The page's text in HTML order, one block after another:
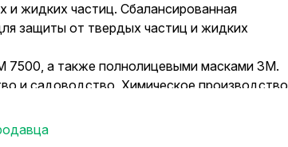
и жидких частиц. Сбалансированная
защиты от твердых частиц и жидких
а также полнолицевыми масками 3M.
и садоводство, Химическое производство,